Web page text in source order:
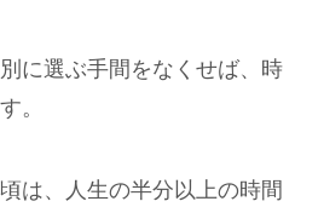
に選ぶ手間をなくせば、時
。
は、人生の半分以上の時間